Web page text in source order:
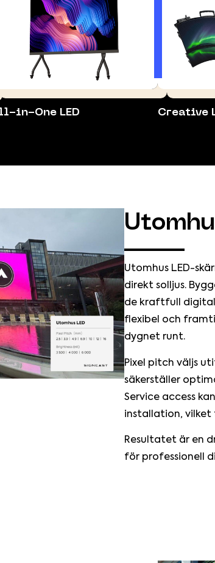
in-One LED Creative
Utomhus LED-
direkt solljus.
de kraftfull digital
flexibel och
dygnet runt.
Pixel pitch väljs
säkerställer
Service access
installation, vilket
Resultatet är en
för professionell